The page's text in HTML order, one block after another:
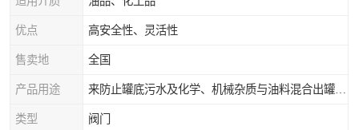
优点 高安全性、灵活性
售卖地 全国
产品用途
类型 阀门